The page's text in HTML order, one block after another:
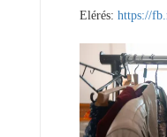
Elérés: https://